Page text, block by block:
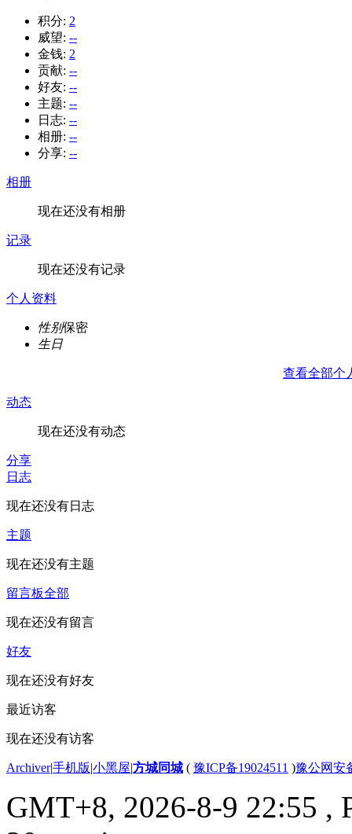
积分: 2
威望: --
金钱: 2
贡献: --
好友: --
主题: --
日志: --
相册: --
分享: --
相册
现在还没有相册
记录
现在还没有记录
个人资料
性别保密
生日
查看全部个
动态
现在还没有动态
分享
日志
现在还没有日志
主题
现在还没有主题
留言板全部
现在还没有留言
好友
现在还没有好友
最近访客
现在还没有访客
Archiver|手机版|小黑屋|方城同城 ( 豫ICP备19024511 )豫公网安
GMT+8, 2026-8-9 22:55 ,